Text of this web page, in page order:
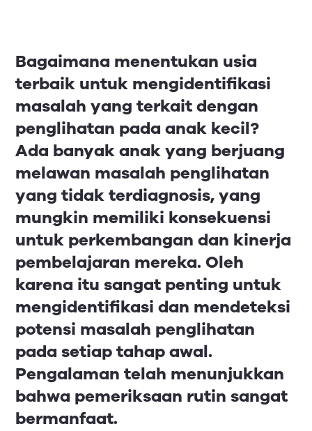
Bagaimana menentukan usia
terbaik untuk mengidentifikasi
masalah yang terkait dengan
penglihatan pada anak kecil?
Ada banyak anak yang berjuang
melawan masalah penglihatan
yang tidak terdiagnosis, yang
mungkin memiliki konsekuensi
untuk perkembangan dan kinerja
pembelajaran mereka. Oleh
karena itu sangat penting untuk
mengidentifikasi dan mendeteksi
potensi masalah penglihatan
pada setiap tahap awal.
Pengalaman telah menunjukkan
bahwa pemeriksaan rutin sangat
bermanfaat.